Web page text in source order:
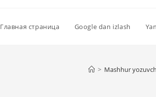
Главная страница Google dan izlash
> Mashhur